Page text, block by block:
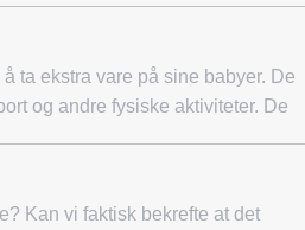
ta ekstra vare på sine babyer. De
og andre fysiske aktiviteter. De
Kan vi faktisk bekrefte at det